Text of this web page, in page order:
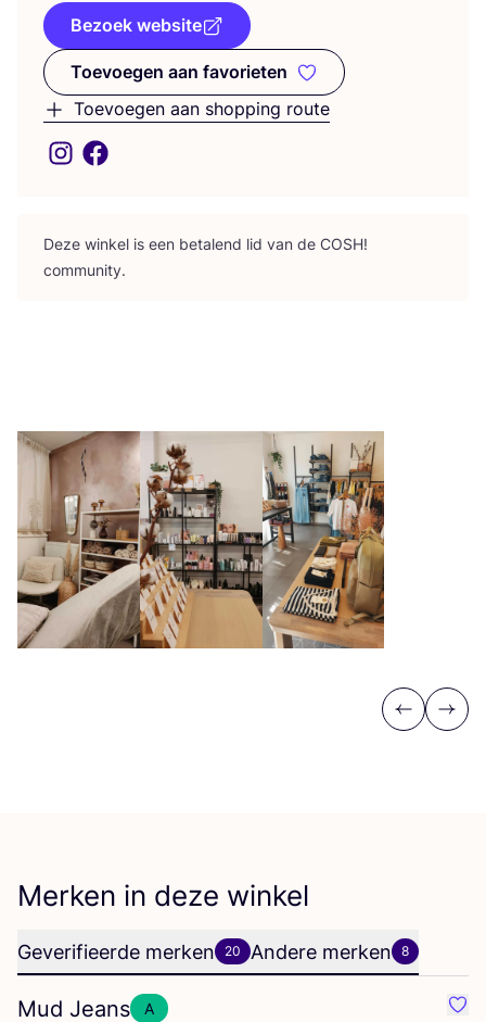
Bezoek website
Toevoegen aan favorieten
Toevoegen aan favorieten
Toevoegen aan shopping route
Deze win­kel is een beta­lend lid van de COSH!
community.
Previous
Next
Merken in deze winkel
Geverifieerde merken 20 Andere merken 8
Mud Jeans A